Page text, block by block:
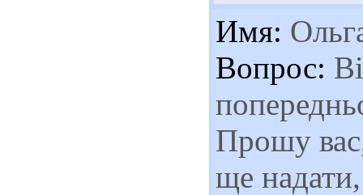
Имя:
Вопрос:
Прошу
ще